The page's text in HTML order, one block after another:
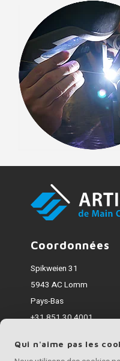
Coordonnées
Spikweien 31
5943 AC Lomm
Pays-Bas
+31 851 30 4001
Tous les montants
Qui n'aime pas les